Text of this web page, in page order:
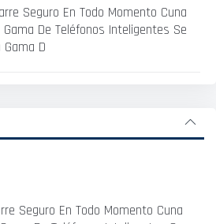
Seguro En Todo Momento Cuna
De Teléfonos Inteligentes Se
D
Seguro En Todo Momento Cuna